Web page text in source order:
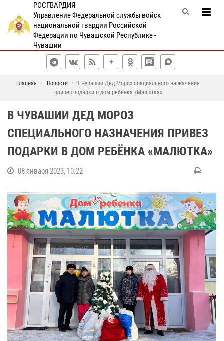
РОСГВАРДИЯ
Управление Федеральной службы войск
национальной гвардии Российской
Федерации по Чувашской Республике -
Чувашии
Главная Новости
В Чувашии Дед Мороз специального назначения
привез подарки в дом ребёнка «Малютка»
В ЧУВАШИИ ДЕД МОРОЗ
СПЕЦИАЛЬНОГО НАЗНАЧЕНИЯ ПРИВЕЗ
ПОДАРКИ В ДОМ РЕБЁНКА «МАЛЮТКА»
08 января 2023, 10:22